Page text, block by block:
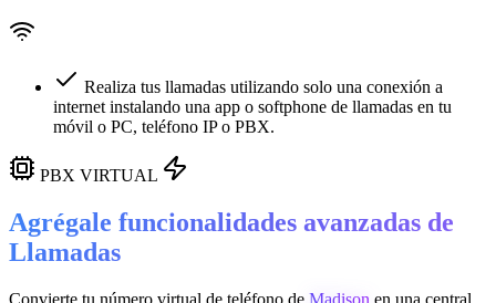
Realiza tus llamadas utilizando solo una conexión a
internet instalando una app o softphone de llamadas en tu
móvil o PC, teléfono IP o PBX.
PBX VIRTUAL
Agrégale funcionalidades avanzadas de
Llamadas
Convierte tu número virtual de teléfono de Madison en una central